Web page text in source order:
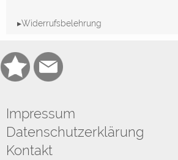
▸Widerrufsbelehrung
Impressum
Datenschutzerklärung
Kontakt